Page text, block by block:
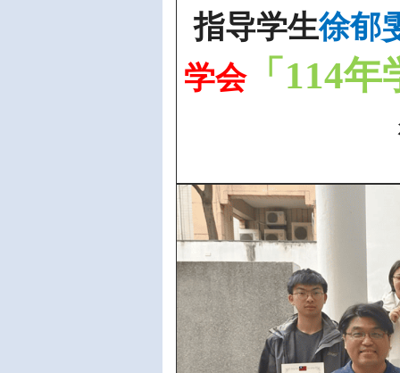
指导学生徐郁
学会「 114年